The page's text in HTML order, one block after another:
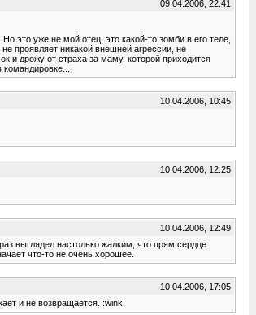
09.04.2006, 22:41
это уже не мой отец, это какой-то зомби в его теле,
проявляет никакой внешней агрессии, не
и дрожу от страха за маму, которой приходится
10.04.2006, 10:45
10.04.2006, 12:25
10.04.2006, 12:49
выглядел настолько жалким, что прям сердце
что-то не очень хорошее.
10.04.2006, 17:05
и не возвращается. :wink: